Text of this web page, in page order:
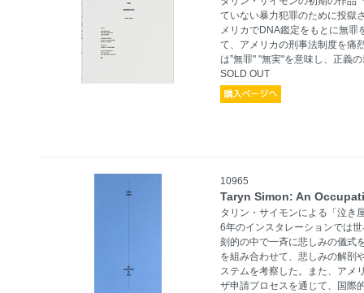
ていない暴力犯罪のために投獄
メリカでDNA鑑定をもとに無
て、アメリカの刑事法制度を痛
は”無罪" "無実"を意味し、正義
SOLD OUT
10965
Taryn Simon: An
タリン・サイモンによる「泣き
6年のインスタレーションでは
刻的の中で一斉に悲しみの儀式
を組み合わせて、悲しみの解剖
ステムを考察した。また、アメ
ザ申請プロセスを通じて、国際